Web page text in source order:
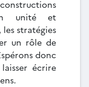
unité et
stratégies
un rôle de
donc
écrire